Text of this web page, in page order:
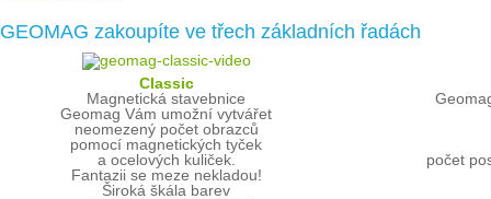
GEOMAG zakoupíte ve třech základních řadách
Classic
Magnetická stavebnice
Geomag Vám umožní vytvářet
neomezený počet obrazců
pomocí magnetických tyček
a ocelových kuliček.
Fantazii se meze nekladou!
Široká škála barev
počet